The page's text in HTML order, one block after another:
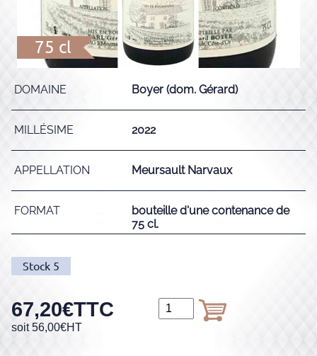
75 cl
DOMAINE Boyer (dom. Gérard)
MILLÉSIME 2022
APPELLATION Meursault Narvaux
FORMAT
bouteille d'une contenance de
75 cl.
Stock 5
67,20€TTC
soit 56,00€HT